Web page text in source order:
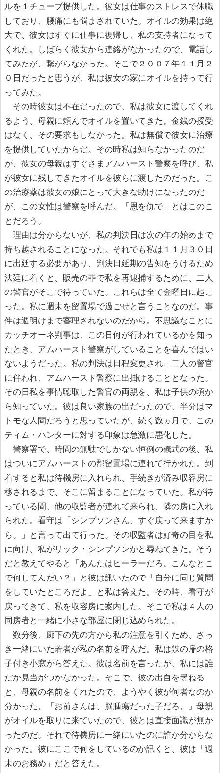
ルを１チューブ提供した。彼女は仕事のストレスで休職
しており、腰痛にも悩まされていた。オイルの効果は絶
大で、彼女はすぐに仕事に復帰し、私の支持者になって
くれた。しばらく彼女から連絡がなかったので、電話し
てみたが、繋がらなかった。そこで２００７年１１月２
０日だったと思うが、私は彼女の家にオイルを持って行
ってみた。
その時彼女は不在だったので、私は彼女に渡してくれ
るよう、母親に頼んでオイルを置いてきた。金銭の授受
はなく、その要求もしなかった。私は無償で彼女に治療
を提供していたからだ。その時私は知らなかったのだ
が、彼女の母親はすぐさまアムハースト警察を呼び、私
が彼女に残してきたオイルを彼らに渡したのだった。こ
の治療薬は彼女の娘にとって大きな助けになったのだ
が、この女性は警察を呼んだ。「恩を仇で」とはこのこ
とだろう。
理由は分からないが、私の判決日は次の年の始めまで
持ち越されることになった。それでも私は１１月３０日
に出廷する必要があり、判決日延期の告知をうけるため
法廷に着くと、販売の罪で私を再逮捕するために、二人
の警官がそこで待っていた。これらは全て金曜日に起こ
った。私に週末を留置場で過ごせと言うことなのだ。事
件は週明けまで審理されないのだから。不思議なことに
カッチオーネ判事は、この日何が行われているかを知っ
たとき、アムハースト警察がしていることを喜んではい
ないようだった。私の判決は日程変更され、二人の警官
に伴われ、アムハースト警察に出掛けることとなった。
その日私を事情聴取した警官の両親を、私は子供の頃か
ら知っていた。彼は良い家族の出だったので、半分はマ
トモな人間だろうと思っていたが、続く数ヵ月で、この
ティム・ハンターに対する印象は急激に悪化した。
警察署で、時間の無駄でしかない恒例の儀式の後、私
はついにアムハーストの郡留置場に連れて行かれた。到
着すると私は待機房に入れられ、手続きが済み収容房に
移されるまで、そこに留まることになっていた。私が待
っている間、他の収監者が連れて来られ、隣の房に入れ
られた。看守は「シンプソンさん、すぐ戻って来ますか
ら。」と言って出て行った。その収監者は好奇の目を私
に向け、私がリック・シンプソンかと尋ねてきた。そう
だと教えてやると「あんたはヒーラーだろ。こんなとこ
で何してんだい？」と彼は訊いたので「自分に同じ質問
をしていたところだよ」と私は答えた。その時、看守が
戻ってきて、私を収容房に案内した。そこで私は４人の
同房者と一緒に小さな部屋に閉じ込められた。
数分後、廊下の先の方から私の注意を引くため、さっ
き一緒にいた若者が私の名前を呼んだ。私は鉄の扉の格
子付き小窓から答えた。彼は名前を言ったが、私には誰
だか見当がつかなかった。そこで、彼の出自を尋ねる
と、母親の名前をくれたので、ようやく彼が何者なのか
分かった。「お前さんは、脳腫瘍だった子だろ。」母親
がオイルを取りに来ていたので、彼とは直接面識が無か
ったのだ。それで待機房に一緒にいたのに誰か分からな
かった。彼にここで何をしているのか訊くと、彼は「週
末のお務め」だと答えた。